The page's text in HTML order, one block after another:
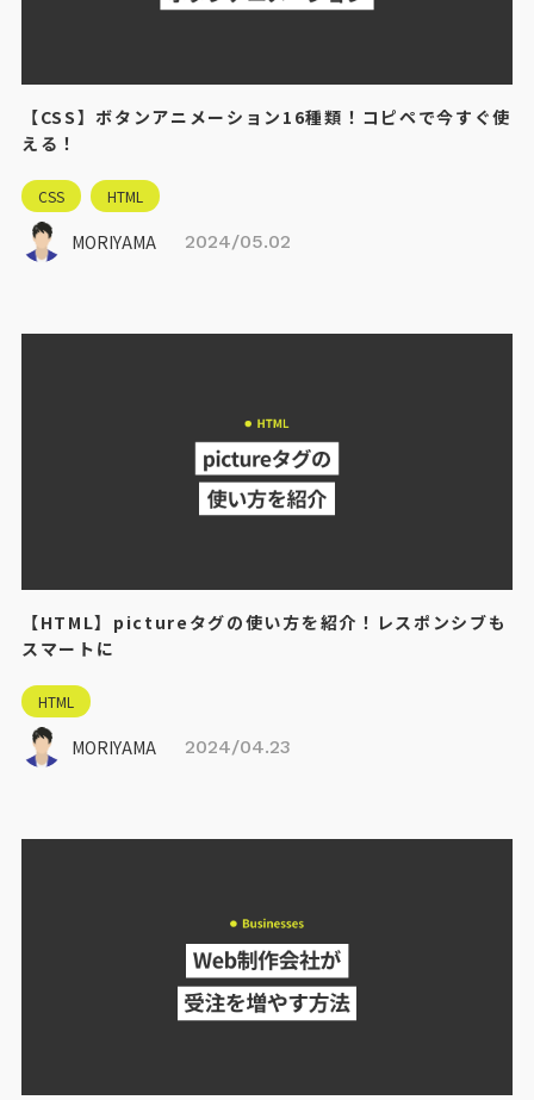
【CSS】ボタンアニメーション16種類！コピペで今すぐ使
える！
CSS HTML
MORIYAMA 2024/05.02
【HTML】pictureタグの使い方を紹介！レスポンシブも
スマートに
HTML
MORIYAMA 2024/04.23